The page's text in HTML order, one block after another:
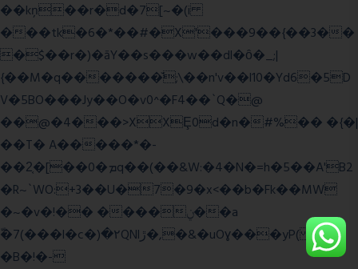
��kņ��r�d�7[~�(i
���tk�6�*��#�X'���9��{��3��
�$��r�)�āY��s���w��dl�ȏ�_;|
{��M�q�������̆;\��n'v��l10�Yd6�5D
V�5BO���Jy��O�v0^�F4��`Q�@
��@�4���>XXȨ0d�n�#%�� �{�|
��T� A�����*�-
��2͔�[��0�ܡq��(��&W:�4�N�=h�5��A'B2
�R~`WO:+3��U�7�9�x<��b�Fk��MW
�~�v�!�� ����ݧ��a
ّ�7(���l�c�)�۲QNlڙ�,�&�uOɣ���yP( z�D|
�B�!�-